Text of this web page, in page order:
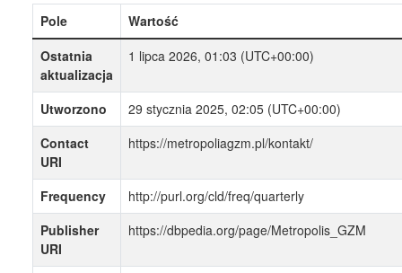
Pole
Wartość
Ostatnia
aktualizacja
1 lipca 2026, 01:03 (UTC+00:00)
Utworzono
29 stycznia 2025, 02:05 (UTC+00:00)
Contact
URI
https://metropoliagzm.pl/kontakt/
Frequency
http://purl.org/cld/freq/quarterly
Publisher
URI
https://dbpedia.org/page/Metropolis_GZM